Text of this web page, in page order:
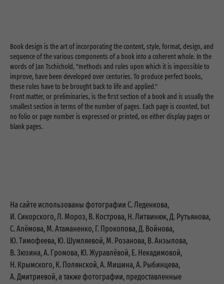
Book design is the art of incorporating the content, style, format, design, and
sequence of the various components of a book into a coherent whole. In the
words of Jan Tschichold, "methods and rules upon which it is impossible to
improve, have been developed over centuries. To produce perfect books,
these rules have to be brought back to life and applied."
Front matter, or preliminaries, is the first section of a book and is usually the
smallest section in terms of the number of pages. Each page is counted, but
no folio or page number is expressed or printed, on either display pages or
blank pages.
На сайте использованы фотографии С. Леденкова,
И. Сикорского, Л. Мороз, В. Кострова, Н. Литвинюк, Д. Рутьянова,
С. Алёмова, М. Атаманенко, Г. Прокопова, Д. Войнова,
Ю. Тимофеева, Ю. Шумляевой, М. Розанова, В. Анзылова,
В. Зюзина, А. Громова, Ю. Журавлёвой, Е. Некадимовой,
Н. Крымского, К. Полянской, А. Мишина, А. Рыбинцева,
А. Дмитриевой, а также фотографии, предоставленные